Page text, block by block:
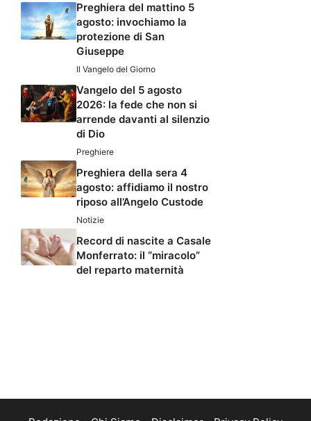
Preghiera del mattino 5
agosto: invochiamo la
protezione di San
Giuseppe
Il Vangelo del Giorno
Vangelo del 5 agosto
2026: la fede che non si
arrende davanti al silenzio
di Dio
Preghiere
Preghiera della sera 4
agosto: affidiamo il nostro
riposo all’Angelo Custode
Notizie
Record di nascite a Casale
Monferrato: il “miracolo”
del reparto maternità